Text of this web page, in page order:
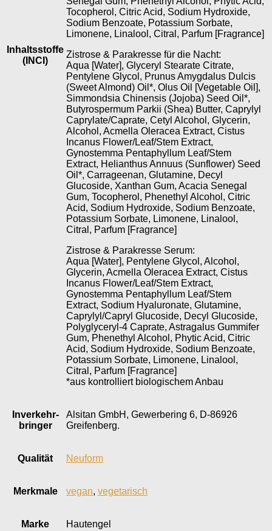
Inhaltsstoffe
(INCI)
Tocopherol, Citric Acid, Sodium Hydroxide,
Sodium Benzoate, Potassium Sorbate,
Limonene, Linalool, Citral, Parfum [Fragrance]
Zistrose & Parakresse für die Nacht:
Aqua [Water], Glyceryl Stearate Citrate,
Pentylene Glycol, Prunus Amygdalus Dulcis
(Sweet Almond) Oil*, Olus Oil [Vegetable Oil],
Simmondsia Chinensis (Jojoba) Seed Oil*,
Butyrospermum Parkii (Shea) Butter, Caprylyl
Caprylate/Caprate, Cetyl Alcohol, Glycerin,
Alcohol, Acmella Oleracea Extract, Cistus
Incanus Flower/Leaf/Stem Extract,
Gynostemma Pentaphyllum Leaf/Stem
Extract, Helianthus Annuus (Sunflower) Seed
Oil*, Carrageenan, Glutamine, Decyl
Glucoside, Xanthan Gum, Acacia Senegal
Gum, Tocopherol, Phenethyl Alcohol, Citric
Acid, Sodium Hydroxide, Sodium Benzoate,
Potassium Sorbate, Limonene, Linalool,
Citral, Parfum [Fragrance]
Zistrose & Parakresse Serum:
Aqua [Water], Pentylene Glycol, Alcohol,
Glycerin, Acmella Oleracea Extract, Cistus
Incanus Flower/Leaf/Stem Extract,
Gynostemma Pentaphyllum Leaf/Stem
Extract, Sodium Hyaluronate, Glutamine,
Caprylyl/Capryl Glucoside, Decyl Glucoside,
Polyglyceryl-4 Caprate, Astragalus Gummifer
Gum, Phenethyl Alcohol, Phytic Acid, Citric
Acid, Sodium Hydroxide, Sodium Benzoate,
Potassium Sorbate, Limonene, Linalool,
Citral, Parfum [Fragrance]
*aus kontrolliert biologischem Anbau
Inverkehr­
bringer
Alsitan GmbH, Gewerbering 6, D-86926
Greifenberg.
Qualität Neuform
Merkmale vegan, vegetarisch
Marke Hautengel